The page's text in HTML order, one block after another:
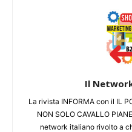
Il
La rivista INFORMA con il IL
NON SOLO CAVALLO
network italiano rivolto a